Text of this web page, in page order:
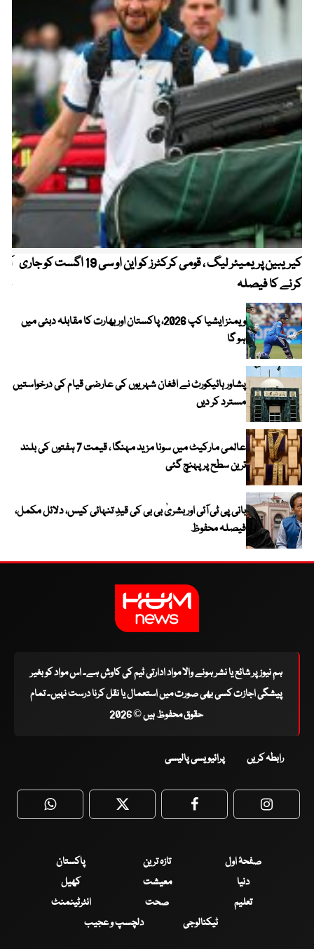
کیریبین پریمیئر لیگ ، قومی کرکٹرز کو این او سی 19 اگست کو جاری
کرنے کا فیصلہ
ویمنز ایشیا کپ 2026، پاکستان اور بھارت کا مقابلہ دبئی میں
ہو گا
پشاور ہائیکورٹ نے افغان شہریوں کی عارضی قیام کی درخواستیں
مسترد کر دیں
عالمی مارکیٹ میں سونا مزید مہنگا ، قیمت 7 ہفتوں کی بلند
ترین سطح پر پہنچ گئی
بانی پی ٹی آئی اور بشریٰ بی بی کی قیدِ تنہائی کیس، دلائل مکمل،
فیصلہ محفوظ
ہم نیوز پر شائع یا نشر ہونے والا مواد ادارتی ٹیم کی کاوش ہے۔ اس مواد کو بغیر
پیشگی اجازت کسی بھی صورت میں استعمال یا نقل کرنا درست نہیں۔ تمام
حقوق محفوظ ہیں © 2026
رابطہ کریں پرائیویسی پالیسی
WhatsApp Twitter Facebook
صفحۂ اول تازہ ترین
پاکستان
دنیا
معیشت
کھیل
تعلیم
صحت
انٹرٹینمنٹ
ٹیکنالوجی
دلچسپ و عجیب